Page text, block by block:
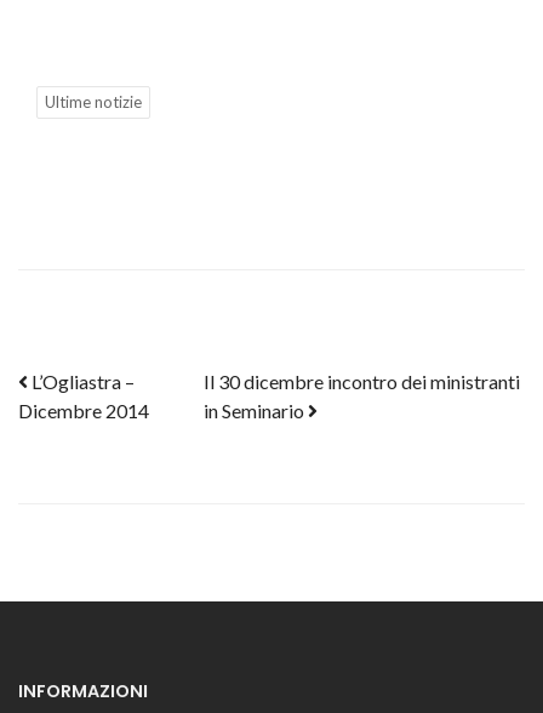
Ultime notizie
Post navigation
L’Ogliastra –
Dicembre 2014
Il 30 dicembre incontro dei ministranti
in Seminario
INFORMAZIONI